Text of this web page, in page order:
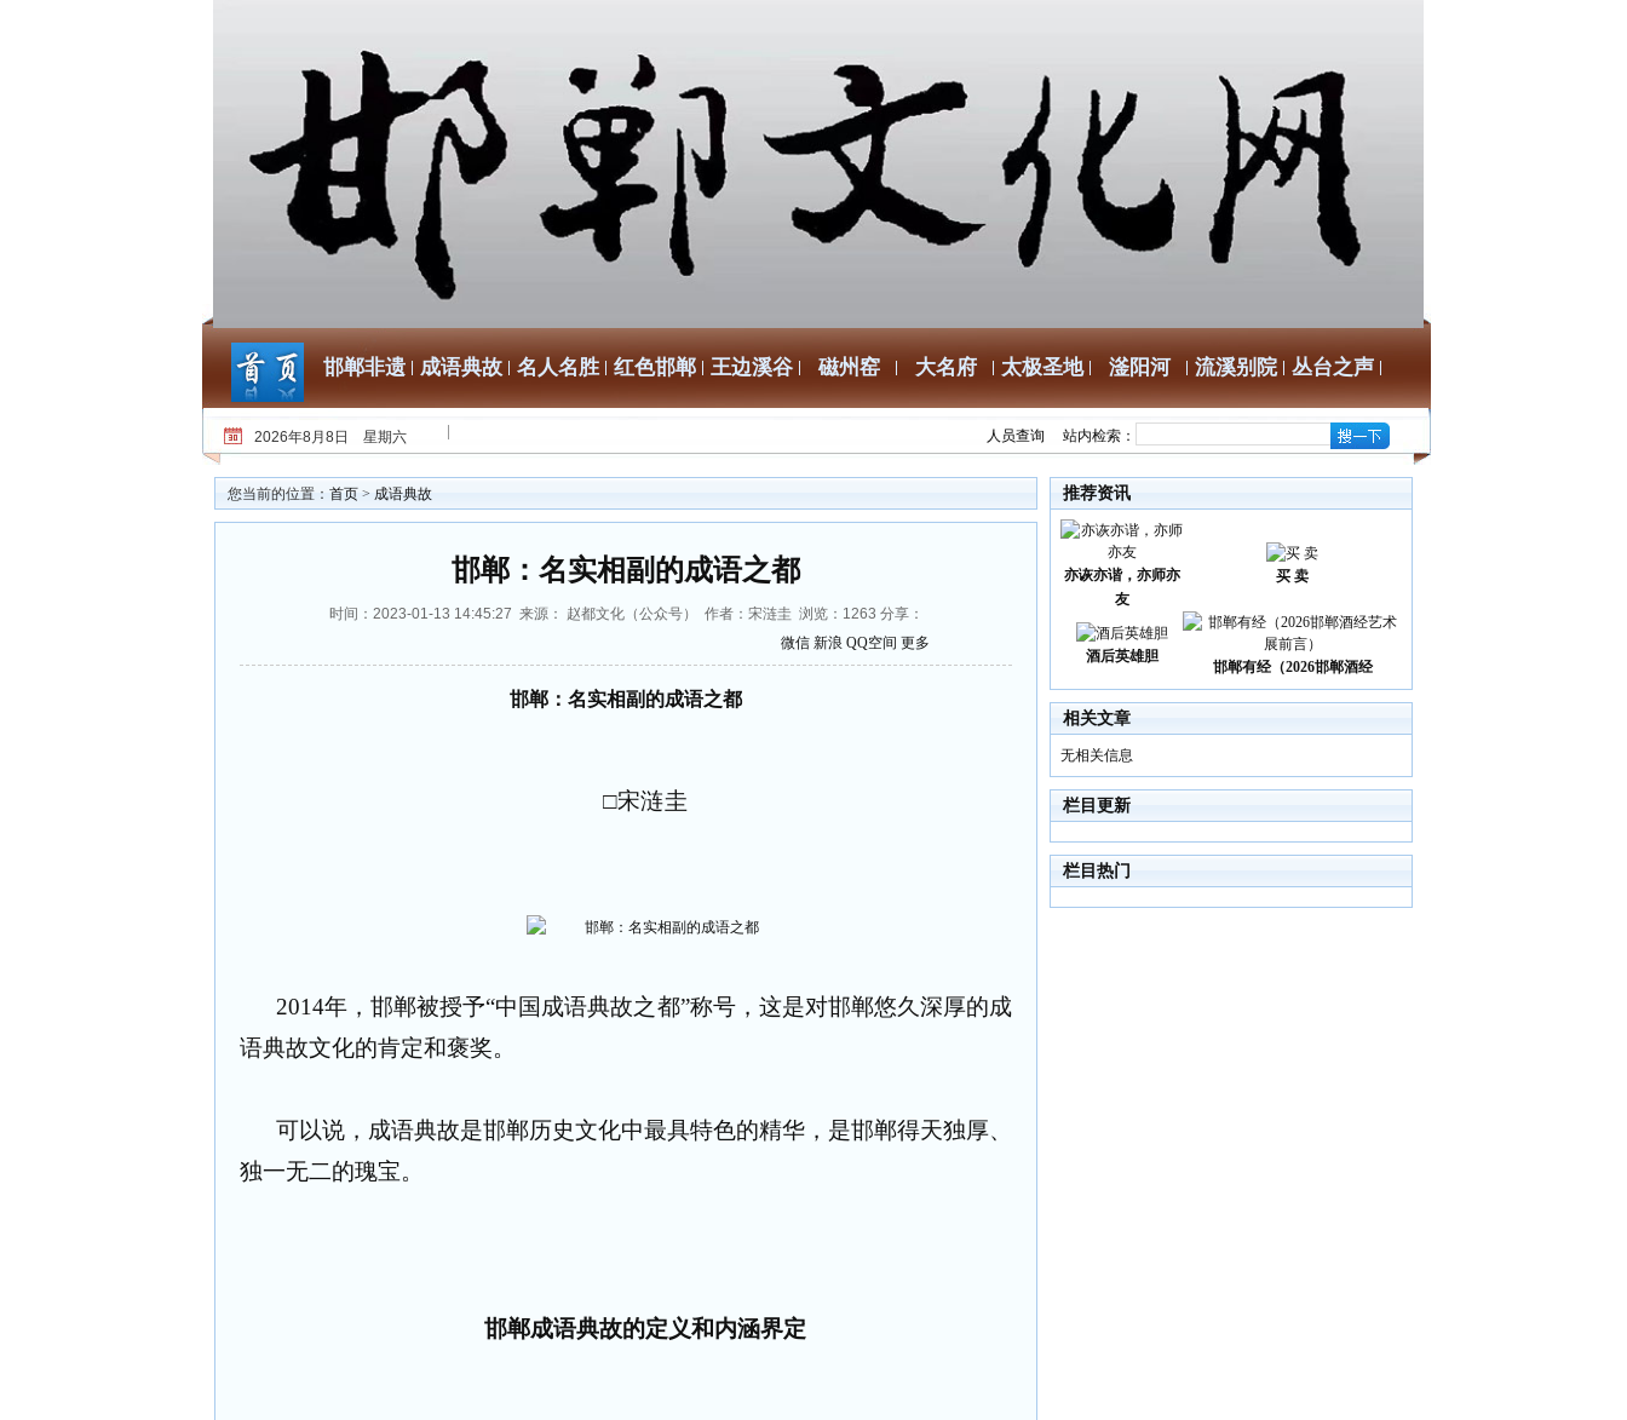
邯郸非遗 成语典故 名人名胜 红色邯郸 王边溪谷 磁州窑 大名府 太极圣地 滏阳河 流溪别院 丛台之声
2026年8月8日 星期六 人员查询 站内检索：
您当前的位置： 首页 > 成语典故
邯郸：名实相副的成语之都
时间：2023-01-13 14:45:27 来源： 赵都文化（公众号） 作者：宋涟圭 浏览： 1263 分享：
微信 新浪 QQ空间 更多
邯郸：名实相副的成语之都
□宋涟圭
2014年，邯郸被授予“中国成语典故之都”称号，这是对邯郸悠久深厚的成
语典故文化的肯定和褒奖。
可以说，成语典故是邯郸历史文化中最具特色的精华，是邯郸得天独厚、
独一无二的瑰宝。
邯郸成语典故的定义和内涵界定
推荐资讯
亦诙亦谐，亦师亦
友
买 卖
酒后英雄胆
邯郸有经（2026邯郸酒经
相关文章
无相关信息
栏目更新
栏目热门